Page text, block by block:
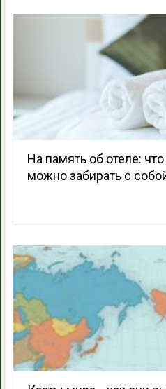
На память об отеле:
можно забирать с